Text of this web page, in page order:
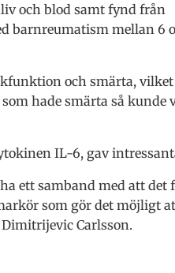
och blod samt fynd från
barnreumatism mellan 6
och smärta,
hade smärta så kunde
IL-6, gav
ett samband med att det
som gör det möjligt
Carlsson.